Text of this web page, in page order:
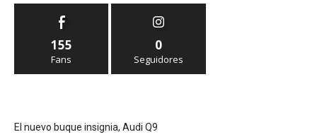
155
Fans
0
Seguidores
El nuevo buque insignia, Audi Q9